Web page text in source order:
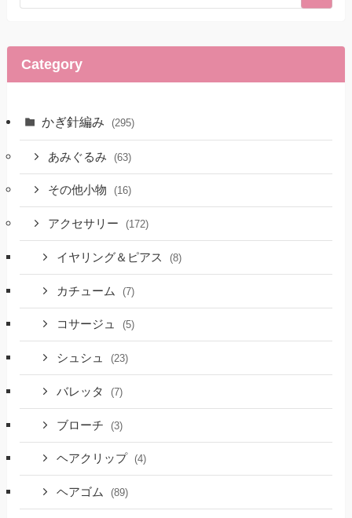
Category
かぎ針編み (295)
あみぐるみ (63)
その他小物 (16)
アクセサリー (172)
イヤリング＆ピアス (8)
カチューム (7)
コサージュ (5)
シュシュ (23)
バレッタ (7)
ブローチ (3)
ヘアクリップ (4)
ヘアゴム (89)